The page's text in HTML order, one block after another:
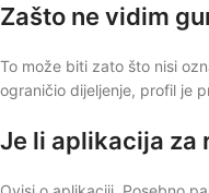
Zašto ne vidim
To može biti zato što nisi
ograničio dijeljenje, profil je
Je li aplikacija za